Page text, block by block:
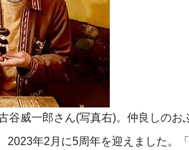
谷威一郎さん(写真右)。仲良しのお
2023年2月に5周年を迎えました。